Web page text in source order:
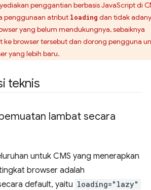
penggantian berbasis JavaScript di
penggunaan atribut loading dan tidak
yang belum mendukungnya, sebaiknya
ke browser tersebut dan dorong pengguna
yang lebih baru.
teknis
lambat secara
untuk CMS yang menerapkan
browser adalah
default, yaitu loading="lazy"